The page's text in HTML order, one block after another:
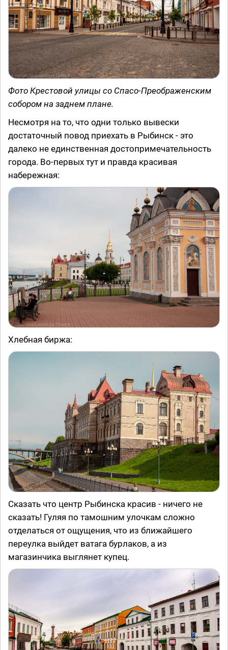
Фото Крестовой улицы со Спасо-Преображенским
собором на заднем плане.
Несмотря на то, что одни только вывески
достаточный повод приехать в Рыбинск - это
далеко не единственная достопримечательность
города. Во-первых тут и правда красивая
набережная:
Хлебная биржа:
Сказать что центр Рыбинска красив - ничего не
сказать! Гуляя по тамошним улочкам сложно
отделаться от ощущения, что из ближайшего
переулка выйдет ватага бурлаков, а из
магазинчика выглянет купец.